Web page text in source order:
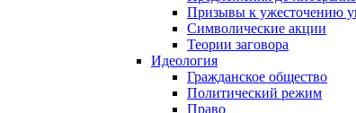
Призывы к ужесточению
Символические акции
Теории заговора
Идеология
Гражданское общество
Политический режим
Право